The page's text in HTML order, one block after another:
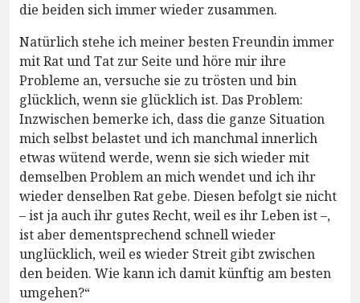
die beiden sich immer wieder zusammen.
Natürlich stehe ich meiner besten Freundin immer
mit Rat und Tat zur Seite und höre mir ihre
Probleme an, versuche sie zu trösten und bin
glücklich, wenn sie glücklich ist. Das Problem:
Inzwischen bemerke ich, dass die ganze Situation
mich selbst belastet und ich manchmal innerlich
etwas wütend werde, wenn sie sich wieder mit
demselben Problem an mich wendet und ich ihr
wieder denselben Rat gebe. Diesen befolgt sie nicht
– ist ja auch ihr gutes Recht, weil es ihr Leben ist –,
ist aber dementsprechend schnell wieder
unglücklich, weil es wieder Streit gibt zwischen
den beiden. Wie kann ich damit künftig am besten
umgehen?“